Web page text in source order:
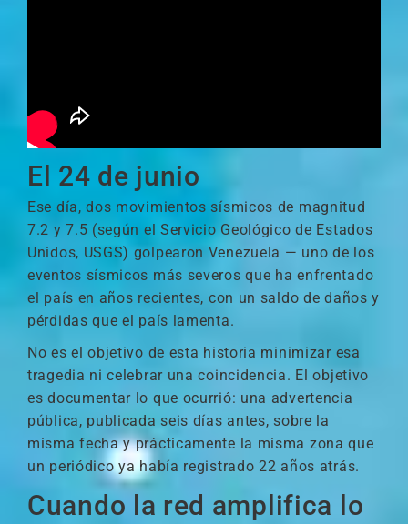
El 24 de junio
Ese día, dos movimientos sísmicos de magnitud
7.2 y 7.5 (según el Servicio Geológico de Estados
Unidos, USGS) golpearon Venezuela — uno de los
eventos sísmicos más severos que ha enfrentado
el país en años recientes, con un saldo de daños y
pérdidas que el país lamenta.
No es el objetivo de esta historia minimizar esa
tragedia ni celebrar una coincidencia. El objetivo
es documentar lo que ocurrió: una advertencia
pública, publicada seis días antes, sobre la
misma fecha y prácticamente la misma zona que
un periódico ya había registrado 22 años atrás.
Cuando la red amplifica lo